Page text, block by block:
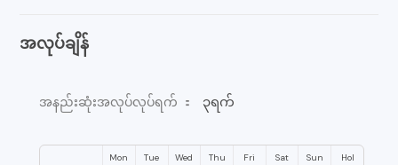
အလုပ်ချိန်
အနည်းဆုံးအလုပ်လုပ်ရက် ： ၃ရက်
Mon Tue Wed Thu Fri Sat Sun Hol